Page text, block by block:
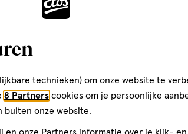
Pampers voordeelboxen
technieken) om onze website te
8 Partners cookies om je persoonlijke
buiten onze website.